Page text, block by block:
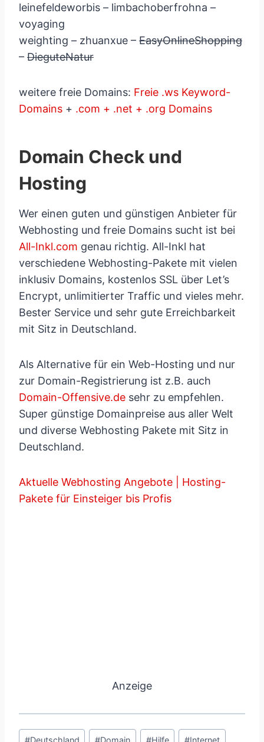
leinefeldeworbis – limbachoberfrohna –
voyaging
weighting – zhuanxue – EasyOnlineShopping
– DieguteNatur
weitere freie Domains: Freie .ws Keyword-
Domains + .com + .net + .org Domains
Domain Check und
Hosting
Wer einen guten und günstigen Anbieter für
Webhosting und freie Domains sucht ist bei
All-Inkl.com genau richtig. All-Inkl hat
verschiedene Webhosting-Pakete mit vielen
inklusiv Domains, kostenlos SSL über Let’s
Encrypt, unlimitierter Traffic und vieles mehr.
Bester Service und sehr gute Erreichbarkeit
mit Sitz in Deutschland.
Als Alternative für ein Web-Hosting und nur
zur Domain-Registrierung ist z.B. auch
Domain-Offensive.de sehr zu empfehlen.
Super günstige Domainpreise aus aller Welt
und diverse Webhosting Pakete mit Sitz in
Deutschland.
Aktuelle Webhosting Angebote | Hosting-
Pakete für Einsteiger bis Profis
Anzeige
Schlagworte:
#Deutschland #Domain #Hilfe #Internet